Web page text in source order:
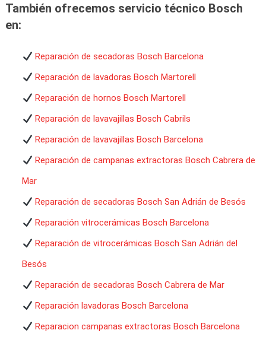
También ofrecemos servicio técnico Bosch
en:
Reparación de secadoras Bosch Barcelona
Reparación de lavadoras Bosch Martorell
Reparación de hornos Bosch Martorell
Reparación de lavavajillas Bosch Cabrils
Reparación de lavavajillas Bosch Barcelona
Reparación de campanas extractoras Bosch Cabrera de
Mar
Reparación de secadoras Bosch San Adrián de Besós
Reparación vitrocerámicas Bosch Barcelona
Reparación de vitrocerámicas Bosch San Adrián del
Besós
Reparación de secadoras Bosch Cabrera de Mar
Reparación lavadoras Bosch Barcelona
Reparacion campanas extractoras Bosch Barcelona